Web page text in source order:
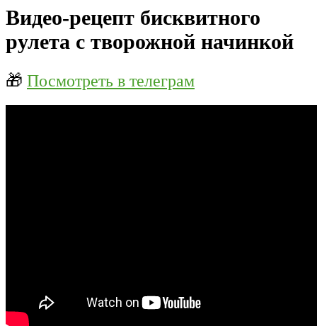
Видео-рецепт бисквитного
рулета с творожной начинкой
🎁 Посмотреть в телеграм